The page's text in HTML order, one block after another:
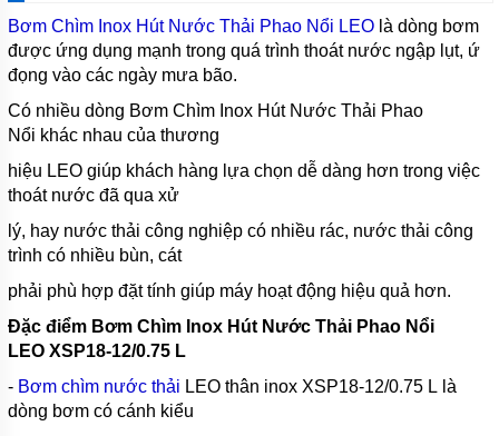
EBARA
MÁY
BƠM
CHÌM
HÚT
BÙN
EBARA
MÁY
BƠM
CHÌM
HÚT BÙN
THẢI
MÁY
CHÌM
HÚT BÙN
TSURUMI
Bơm Chìm Inox Hút Nước Thải Phao Nổi LEO là dòng bơm
được ứng dụng mạnh trong quá trình thoát nước ngập lụt, ứ
đọng vào các ngày mưa bão.
Có nhiều dòng Bơm Chìm Inox Hút Nước Thải Phao
Nổi khác nhau của thương
hiệu LEO giúp khách hàng lựa chọn dễ dàng hơn trong việc
thoát nước đã qua xử
lý, hay nước thải công nghiệp có nhiều rác, nước thải công
trình có nhiều bùn, cát
phải phù hợp đặt tính giúp máy hoạt động hiệu quả hơn.
Đặc điểm Bơm Chìm Inox Hút Nước Thải Phao Nổi
LEO XSP18-12/0.75 L
- Bơm chìm nước thải LEO thân inox XSP18-12/0.75 L là
dòng bơm có cánh kiểu